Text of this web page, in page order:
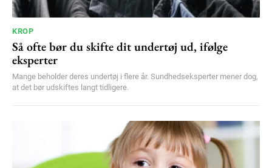
KROP
Så ofte bør du skifte dit undertøj ud, ifølge
eksperter
Mange beholder deres undertøj i flere år. Sundhedseksperter mener dog,
at det bør udskiftes langt tidligere.